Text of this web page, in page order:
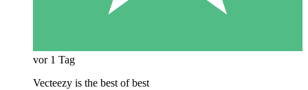
vor 1 Tag
Vecteezy is the best of best